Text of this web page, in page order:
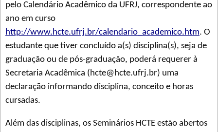
pelo Calendário Acadêmico da UFRJ, correspondente ao
ano em curso
http://www.hcte.ufrj.br/calendario_academico.htm. O
estudante que tiver concluído a(s) disciplina(s), seja de
graduação ou de pós-graduação, poderá requerer à
Secretaria Acadêmica (hcte@hcte.ufrj.br) uma
declaração informando disciplina, conceito e horas
cursadas.
Além das disciplinas, os Seminários HCTE estão abertos